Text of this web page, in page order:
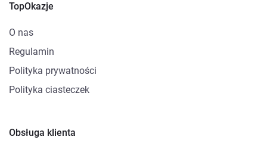
TopOkazje
O nas
Regulamin
Polityka prywatności
Polityka ciasteczek
Obsługa klienta